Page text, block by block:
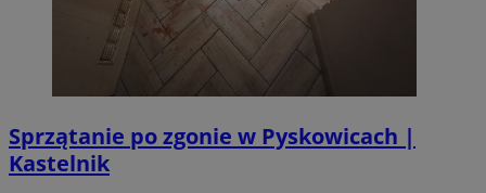
Sprzątanie po zgonie w Pyskowicach |
Kastelnik